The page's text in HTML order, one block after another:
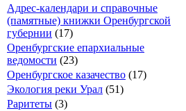
Адрес-календари и справочные
(памятные) книжки Оренбургской
губернии (17)
Оренбургские епархиальные
ведомости (23)
Оренбургское казачество (17)
Экология реки Урал (51)
Раритеты (3)